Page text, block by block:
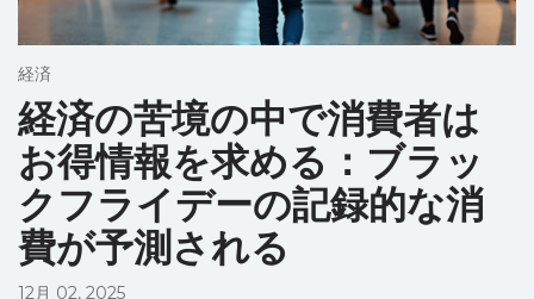
経済
経済の苦境の中で消費者は
お得情報を求める：ブラッ
クフライデーの記録的な消
費が予測される
12月 02, 2025